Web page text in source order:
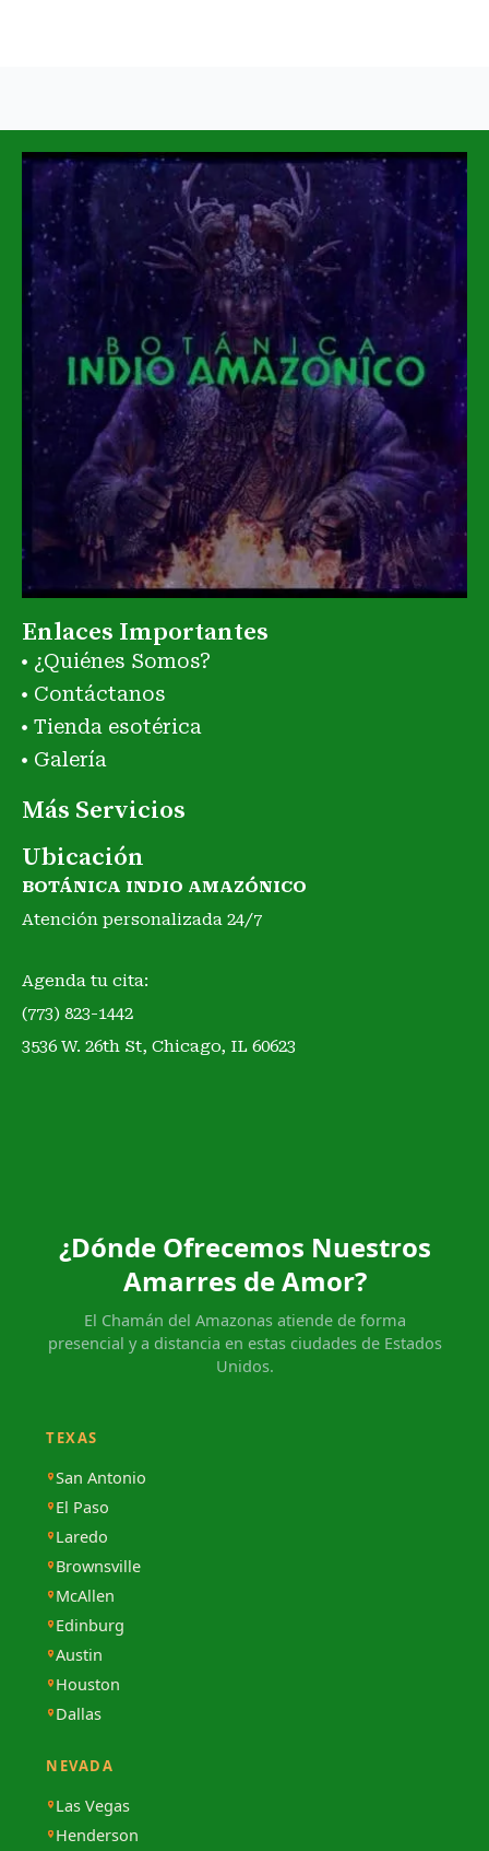
Enlaces Importantes
¿Quiénes Somos?
Contáctanos
Tienda esotérica
Galería
Más Servicios
Ubicación
BOTÁNICA INDIO AMAZÓNICO
Atención personalizada 24/7
Agenda tu cita:
(773) 823-1442
3536 W. 26th St, Chicago, IL 60623
¿Dónde Ofrecemos Nuestros
Amarres de Amor?
El Chamán del Amazonas atiende de forma
presencial y a distancia en estas ciudades de Estados
Unidos.
TEXAS
San Antonio
El Paso
Laredo
Brownsville
McAllen
Edinburg
Austin
Houston
Dallas
NEVADA
Las Vegas
Henderson